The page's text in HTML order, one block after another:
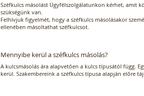
Széfkulcs másolást Ügyfélszolgálatunkon kérhet, amit
szükségünk van.
Felhívjuk figyelmét, hogy a széfkulcs másolásakor
ellenében másoltathat széfkulcsot.
Mennyibe kerül a széfkulcs másolás?
A kulcsmásolás ára alapvetően a kulcs típusától függ.
kerül. Szakembereink a széfkulcs típusa alapján előre